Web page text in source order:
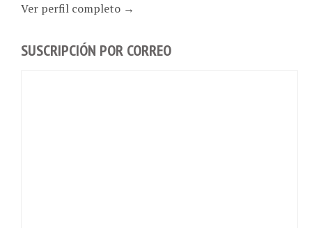
Ver perfil completo →
SUSCRIPCIÓN POR CORREO